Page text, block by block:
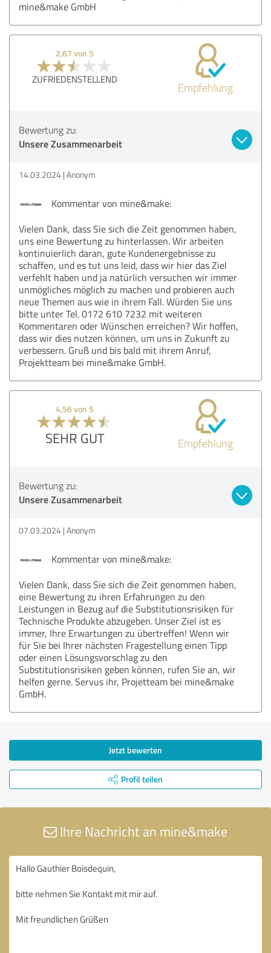
mine&make GmbH
2,67 von 5
ZUFRIEDENSTELLEND
Empfehlung
Bewertung zu:
Unsere Zusammenarbeit
14.03.2024 Anonym
Kommentar von mine&make:
Vielen Dank, dass Sie sich die Zeit genommen haben,
uns eine Bewertung zu hinterlassen. Wir arbeiten
kontinuierlich daran, gute Kundenergebnisse zu
schaffen, und es tut uns leid, dass wir hier das Ziel
verfehlt haben und ja natürlich versuchen wir immer
unmögliches möglich zu machen und probieren auch
neue Themen aus wie in ihrem Fall. Würden Sie uns
bitte unter Tel. 0172 610 7232 mit weiteren
Kommentaren oder Wünschen erreichen? Wir hoffen,
dass wir dies nutzen können, um uns in Zukunft zu
verbessern. Gruß und bis bald mit ihrem Anruf,
Projektteam bei mine&make GmbH.
4,56 von 5
SEHR GUT Empfehlung
Bewertung zu:
Unsere Zusammenarbeit
07.03.2024 Anonym
Kommentar von mine&make:
Vielen Dank, dass Sie sich die Zeit genommen haben,
eine Bewertung zu ihren Erfahrungen zu den
Leistungen in Bezug auf die Substitutionsrisiken für
Technische Produkte abzugeben. Unser Ziel ist es
immer, Ihre Erwartungen zu übertreffen! Wenn wir
für Sie bei Ihrer nächsten Fragestellung einen Tipp
oder einen Lösungsvorschlag zu den
Substitutionsrisiken geben können, rufen Sie an, wir
helfen gerne. Servus ihr, Projetteam bei mine&make
GmbH.
Jetzt bewerten
Profil teilen
Ihre Nachricht an mine&make